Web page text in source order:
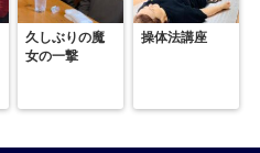
久しぶりの魔
女の一撃
操体法講座